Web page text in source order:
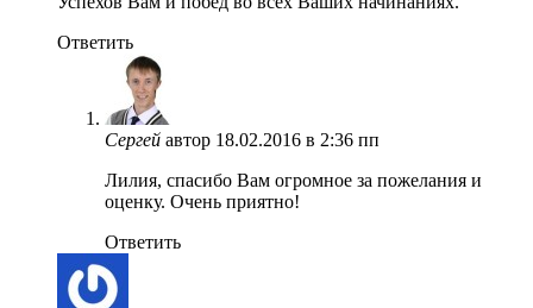
Ответить
Сергей автор 18.02.2016 в 2:36 пп
Лилия, спасибо Вам огромное за пожелания и
оценку. Очень приятно!
Ответить